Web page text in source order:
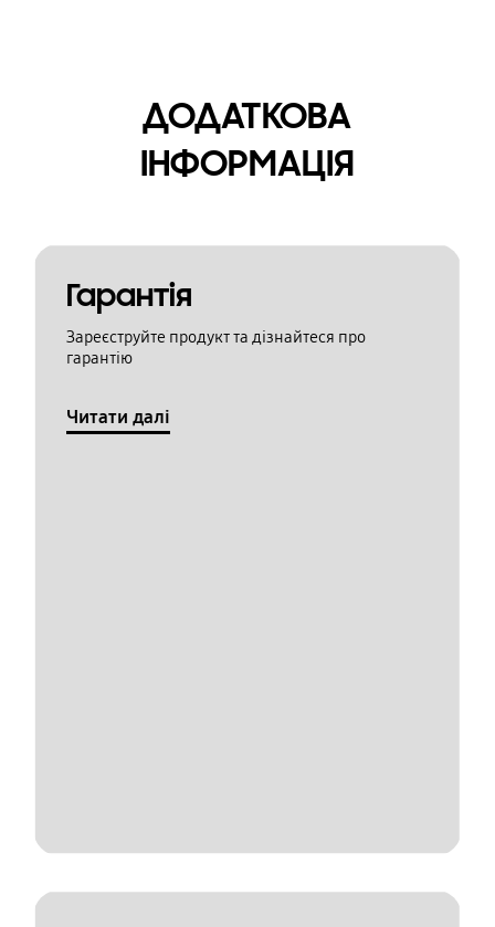
ДОДАТКОВА
ІНФОРМАЦІЯ
Гарантія
Зареєструйте продукт та дізнайтеся про
гарантію
Читати далі